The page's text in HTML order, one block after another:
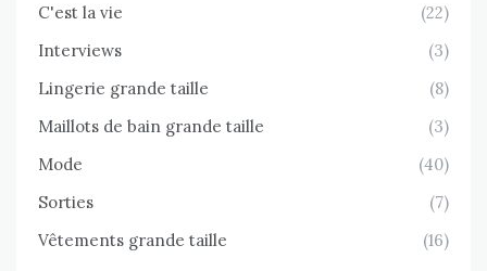
C'est la vie
(22)
Interviews
(3)
Lingerie grande taille
(8)
Maillots de bain grande taille
(3)
Mode
(40)
Sorties
(7)
Vêtements grande taille
(16)